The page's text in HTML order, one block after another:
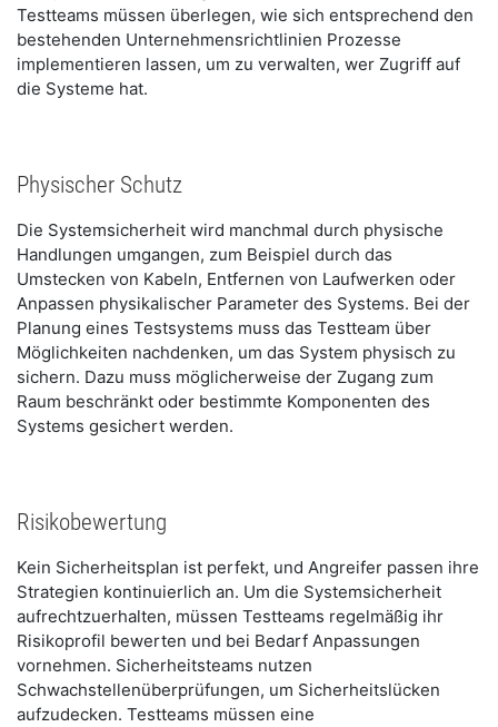
Testteams müssen überlegen, wie sich entsprechend den
bestehenden Unternehmensrichtlinien Prozesse
implementieren lassen, um zu verwalten, wer Zugriff auf
die Systeme hat.
Physischer Schutz
Die Systemsicherheit wird manchmal durch physische
Handlungen umgangen, zum Beispiel durch das
Umstecken von Kabeln, Entfernen von Laufwerken oder
Anpassen physikalischer Parameter des Systems. Bei der
Planung eines Testsystems muss das Testteam über
Möglichkeiten nachdenken, um das System physisch zu
sichern. Dazu muss möglicherweise der Zugang zum
Raum beschränkt oder bestimmte Komponenten des
Systems gesichert werden.
Risikobewertung
Kein Sicherheitsplan ist perfekt, und Angreifer passen ihre
Strategien kontinuierlich an. Um die Systemsicherheit
aufrechtzuerhalten, müssen Testteams regelmäßig ihr
Risikoprofil bewerten und bei Bedarf Anpassungen
vornehmen. Sicherheitsteams nutzen
Schwachstellenüberprüfungen, um Sicherheitslücken
aufzudecken. Testteams müssen eine